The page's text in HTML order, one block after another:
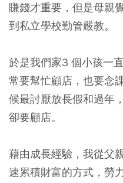
賺錢才重要，但是母親
到私立學校勤管嚴教。
於是我們家3 個小孩一
常要幫忙顧店，也要念
候最討厭放長假和過年
卻要顧店。
藉由成長經驗，我從父
速累積財富的方式，勞